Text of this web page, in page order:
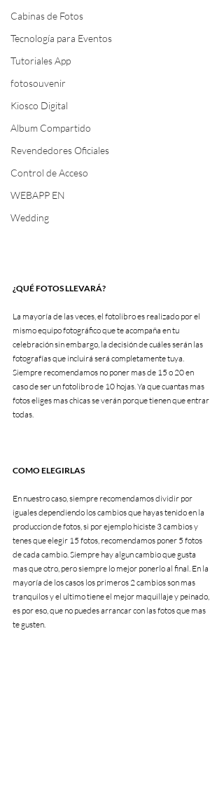
Cabinas de Fotos
Tecnología para Eventos
Tutoriales App
fotosouvenir
Kiosco Digital
Album Compartido
Revendedores Oficiales
Control de Acceso
WEBAPP EN
Wedding
¿QUÉ FOTOS LLEVARÁ?
La mayoría de las veces, el fotolibro es realizado por el
mismo equipo fotográfico que te acompaña en tu
celebración sin embargo, la decisión de cuáles serán las
fotografías que incluirá será completamente tuya.
Siempre recomendamos no poner mas de 15 o 20 en
caso de ser un fotolibro de 10 hojas. Ya que cuantas mas
fotos eliges mas chicas se verán porque tienen que entrar
todas.
COMO ELEGIRLAS
En nuestro caso, siempre recomendamos dividir por
iguales dependiendo los cambios que hayas tenido en la
produccion de fotos, si por ejemplo hiciste 3 cambios y
tenes que elegir 15 fotos, recomendamos poner 5 fotos
de cada cambio. Siempre hay algun cambio que gusta
mas que otro, pero siempre lo mejor ponerlo al final. En la
mayoría de los casos los primeros 2 cambios son mas
tranquilos y el ultimo tiene el mejor maquillaje y peinado,
es por eso, que no puedes arrancar con las fotos que mas
te gusten.